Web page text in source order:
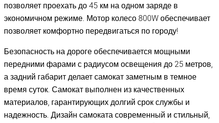
позволяет проехать до 45 км на одном заряде в
экономичном режиме. Мотор колесо 800W обеспечивает
позволяет комфортно передвигаться по городу!
Безопасность на дороге обеспечивается мощными
передними фарами с радиусом освещения до 25 метров,
а задний габарит делает самокат заметным в темное
время суток. Самокат выполнен из качественных
материалов, гарантирующих долгий срок службы и
надежность. Дизайн самоката современный и стильный,